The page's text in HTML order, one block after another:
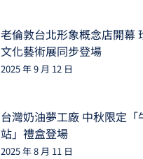
老倫敦台北形象概念店開幕
文化藝術展同步登場
2025 年 9 月 12 日
台灣奶油夢工廠 中秋限定「
站」禮盒登場
2025 年 8 月 11 日